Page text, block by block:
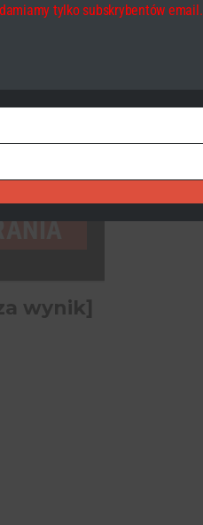
wynik]
tylko subskrybentów email.